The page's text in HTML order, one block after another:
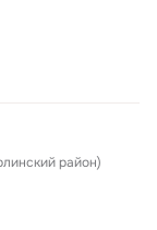
район)